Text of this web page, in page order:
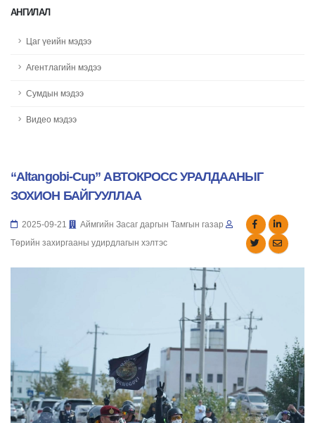
АНГИЛАЛ
Цаг үеийн мэдээ
Агентлагийн мэдээ
Сумдын мэдээ
Видео мэдээ
“Altangobi-Cup” АВТОКРОСС УРАЛДААНЫГ
ЗОХИОН БАЙГУУЛЛАА
2025-09-21
Аймгийн Засаг даргын Тамгын газар
Төрийн захиргааны удирдлагын хэлтэс